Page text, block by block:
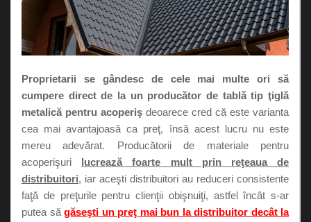
Proprietarii se gândesc de cele mai multe ori să
cumpere direct de la un producător de tablă tip ţiglă
metalică pentru acoperiş deoarece cred că este varianta
cea mai avantajoasă ca preţ, însă acest lucru nu este
mereu adevărat. Producătorii de materiale pentru
acoperişuri lucrează foarte mult prin reţeaua de
distribuitori, iar aceşti distribuitori au reduceri consistente
faţă de preţurile pentru clienţii obişnuiţi, astfel încât s-ar
putea săgăseşti un preţ mai bun la distribuitor decât la